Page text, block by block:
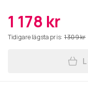
1 178 kr
Tidigare lägsta pris: 1 309 kr